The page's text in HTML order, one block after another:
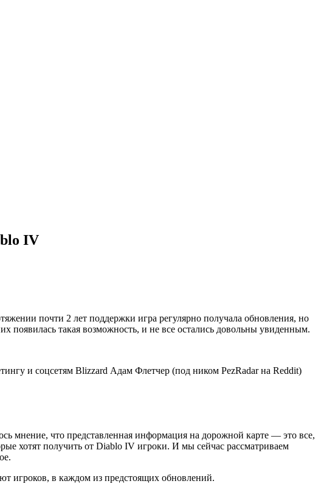
IV
почти 2 лет поддержки игра регулярно получала обновления, но
появилась такая возможность, и не все остались довольны увиденным.
и соцсетям Blizzard Адам Флетчер (под ником PezRadar на Reddit)
мнение, что представленная информация на дорожной карте — это все,
хотят получить от Diablo IV игроки. И мы сейчас рассматриваем
игроков, в каждом из предстоящих обновлений.